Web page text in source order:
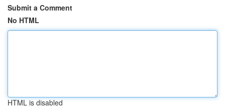
Submit a Comment
No HTML
HTML is disabled